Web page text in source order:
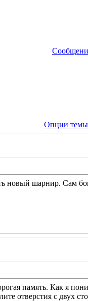
Опции темы
новый шарнир. Сам
память. Как я
отверстия с двух